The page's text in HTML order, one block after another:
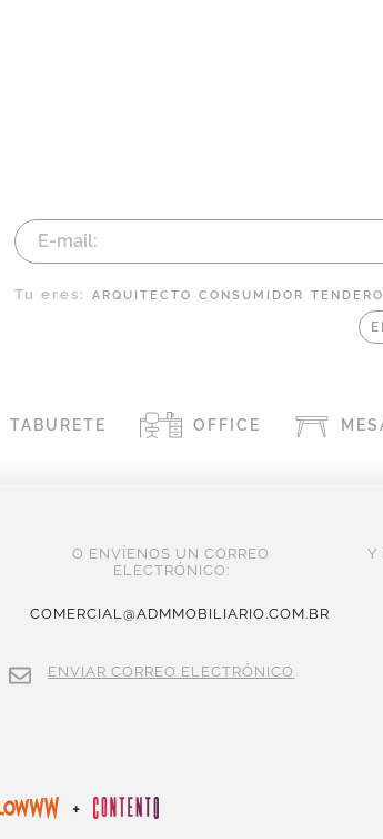
Tu eres: ARQUITECTO CONSUMIDOR TENDERO
TABURETE OFFICE
O ENVÍENOS UN CORREO
ELECTRÓNICO:
COMERCIAL@ADMMOBILIARIO.COM.BR
ENVIAR CORREO ELECTRÓNICO
Y
+